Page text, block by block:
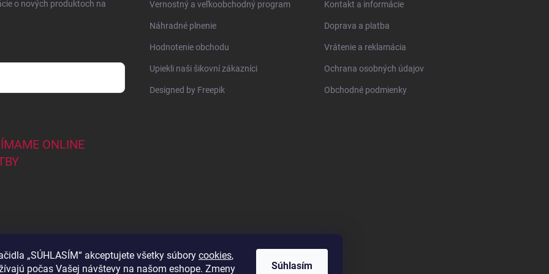
„SÚHLASÍM“ akceptujete všetky súbory cookies,
počas Vašej návštevy na našom eshope. Zmeny
Súhlasím
o nových produktoch na
Vernostný a veľkoobchodný program
Náhradné plnenie
Hodnotenie obchodu
Upiekli naši šikovní zákazníci
Designed by Freepik
Kontakt a informácie
Doprava a platba
Vrátenie a reklamácia
Ochrana osobných údajov
Obchodné podmienky
ONLINE